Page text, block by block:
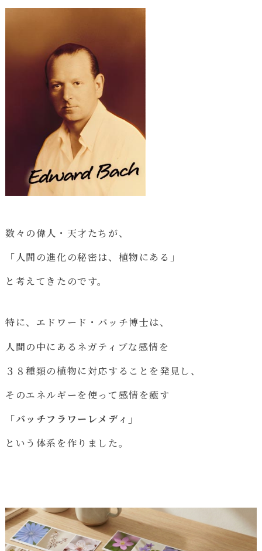
数々の偉人・天才たちが、
「人間の進化の秘密は、植物にある」
と考えてきたのです。
特に、エドワード・バッチ博士は、
人間の中にあるネガティブな感情を
３８種類の植物に対応することを発見し、
そのエネルギーを使って感情を癒す
「バッチフラワーレメディ」
という体系を作りました。